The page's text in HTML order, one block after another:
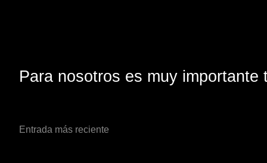
Para nosotros es muy
Entrada más reciente